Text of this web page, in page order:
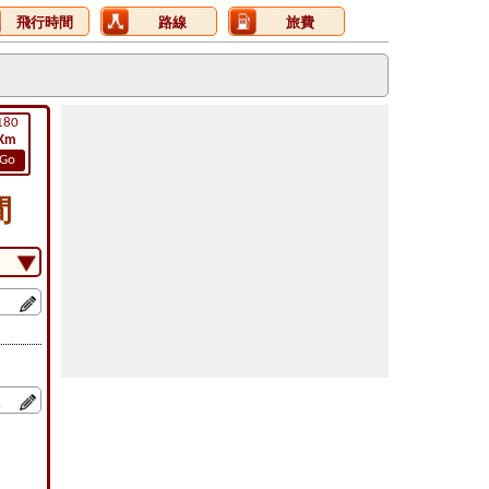
飛行時間 路線 旅費